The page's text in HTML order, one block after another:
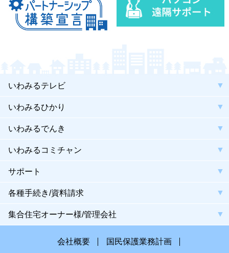
いわみるテレビ
いわみるひかり
いわみるでんき
いわみるコミチャン
サポート
各種手続き/資料請求
集合住宅オーナー様/管理会社
会社概要 国民保護業務計画